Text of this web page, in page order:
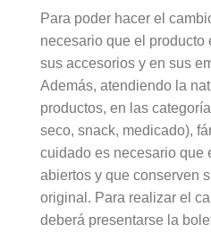
Para poder hacer el
necesario que el producto
sus accesorios y en sus
Además, atendiendo la
productos, en las
seco, snack, medicado),
cuidado es necesario que
abiertos y que conserven
original. Para realizar el
deberá presentarse la